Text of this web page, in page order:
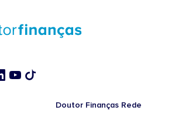
Doutor Finanças Rede